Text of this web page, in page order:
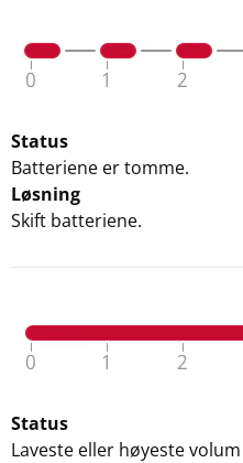
Status
Batteriene er tomme.
Løsning
Skift batteriene.
Status
Laveste eller høyeste